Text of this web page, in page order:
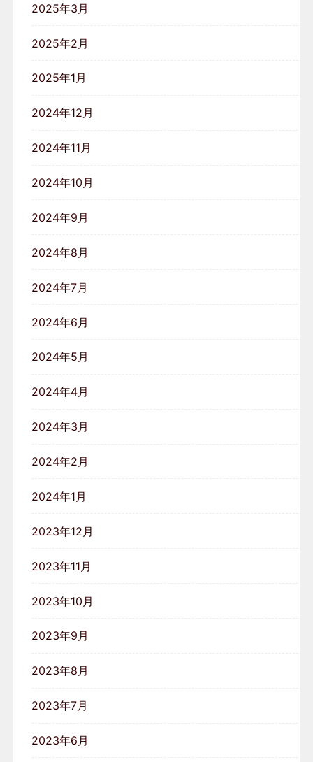
2025年3月
2025年2月
2025年1月
2024年12月
2024年11月
2024年10月
2024年9月
2024年8月
2024年7月
2024年6月
2024年5月
2024年4月
2024年3月
2024年2月
2024年1月
2023年12月
2023年11月
2023年10月
2023年9月
2023年8月
2023年7月
2023年6月